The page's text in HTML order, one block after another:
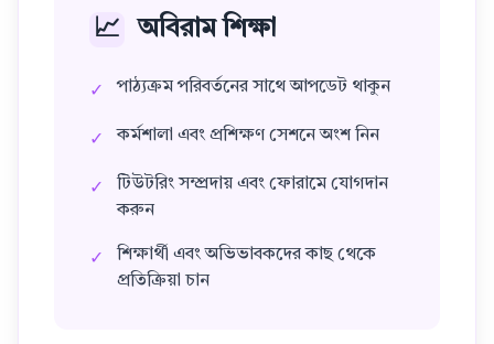
📈 অবিরাম শিক্ষা
✓ পাঠ্যক্রম পরিবর্তনের সাথে আপডেট থাকুন
✓ কর্মশালা এবং প্রশিক্ষণ সেশনে অংশ নিন
✓
টিউটরিং সম্প্রদায় এবং ফোরামে যোগদান
করুন
✓
শিক্ষার্থী এবং অভিভাবকদের কাছ থেকে
প্রতিক্রিয়া চান